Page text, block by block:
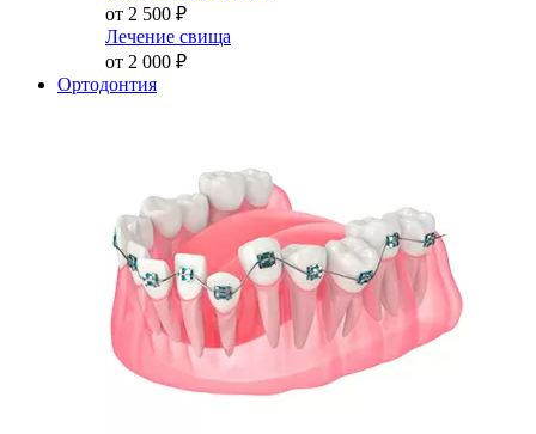
от 2 500 ₽
Лечение свища
от 2 000 ₽
Ортодонтия